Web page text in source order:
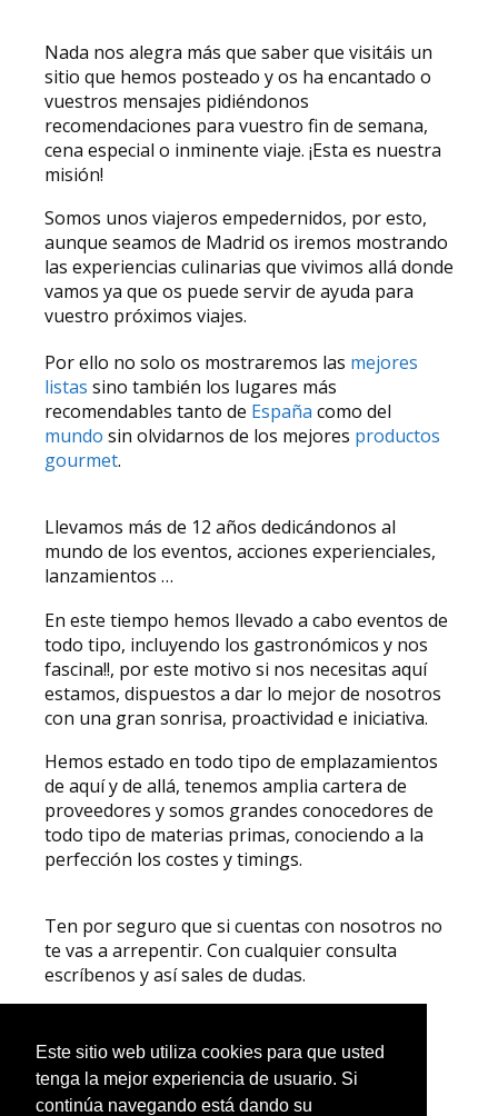
Este sitio web utiliza cookies para que usted
tenga la mejor experiencia de usuario. Si
continúa navegando está dando su
Nada nos alegra más que saber que visitáis un
sitio que hemos posteado y os ha encantado o
vuestros mensajes pidiéndonos
recomendaciones para vuestro fin de semana,
cena especial o inminente viaje. ¡Esta es nuestra
misión!
Somos unos viajeros empedernidos, por esto,
aunque seamos de Madrid os iremos mostrando
las experiencias culinarias que vivimos allá donde
vamos ya que os puede servir de ayuda para
vuestro próximos viajes.
Por ello no solo os mostraremos las mejores
listas sino también los lugares más
recomendables tanto de España como del
mundo sin olvidarnos de los mejores productos
gourmet.
Llevamos más de 12 años dedicándonos al
mundo de los eventos, acciones experienciales,
lanzamientos …
En este tiempo hemos llevado a cabo eventos de
todo tipo, incluyendo los gastronómicos y nos
fascina!!, por este motivo si nos necesitas aquí
estamos, dispuestos a dar lo mejor de nosotros
con una gran sonrisa, proactividad e iniciativa.
Hemos estado en todo tipo de emplazamientos
de aquí y de allá, tenemos amplia cartera de
proveedores y somos grandes conocedores de
todo tipo de materias primas, conociendo a la
perfección los costes y timings.
Ten por seguro que si cuentas con nosotros no
te vas a arrepentir. Con cualquier consulta
escríbenos y así sales de dudas.